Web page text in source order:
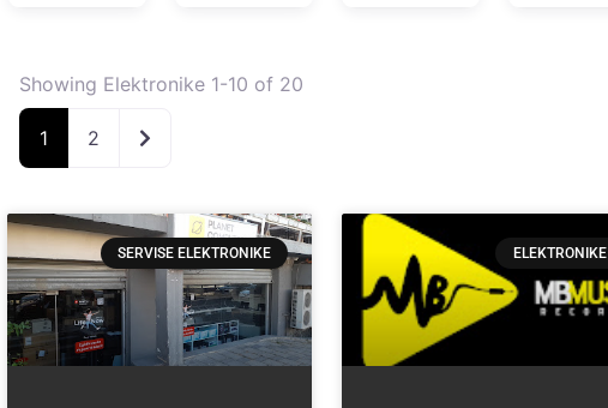
Showing Elektronike 1-10 of 20
1 2 Older posts
SERVISE ELEKTRONIKE ELEKTRONIKE